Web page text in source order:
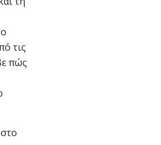
τις
πώς